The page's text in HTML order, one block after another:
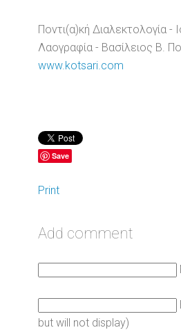
Ποντι(α)κή Διαλεκτολογία -
Λαογραφία - Βασίλειος Β.
www.kotsari.com
Save
Print
Add comment
but will not display)